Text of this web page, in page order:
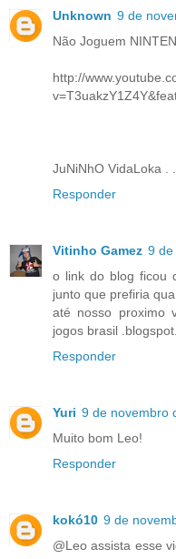
Unknown 9 de
Não Joguem
http://
JuNiNhO VidaLoka . . .
Responder
Vitinho Gamez 9 de
o link do blog ficou
junto que prefiria
até nosso proximo
jogos brasil
Responder
Yuri 9 de novembro
Muito bom Leo!
Responder
kokó10 9 de
@Leo assista esse